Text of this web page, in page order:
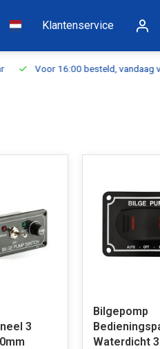
Klantenservice
Voor 16:00 besteld, vandaag
3
Bilgepomp
Waterdicht